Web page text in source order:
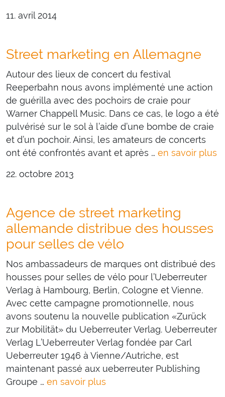
11. avril 2014
Street marketing en Allemagne
Autour des lieux de concert du festival
Reeperbahn nous avons implémenté une action
de guérilla avec des pochoirs de craie pour
Warner Chappell Music. Dans ce cas, le logo a été
pulvérisé sur le sol à l’aide d’une bombe de craie
et d’un pochoir. Ainsi, les amateurs de concerts
ont été confrontés avant et après … en savoir plus
22. octobre 2013
Agence de street marketing
allemande distribue des housses
pour selles de vélo
Nos ambassadeurs de marques ont distribué des
housses pour selles de vélo pour l’Ueberreuter
Verlag à Hambourg, Berlin, Cologne et Vienne.
Avec cette campagne promotionnelle, nous
avons soutenu la nouvelle publication «Zurück
zur Mobilität» du Ueberreuter Verlag. Ueberreuter
Verlag L’Ueberreuter Verlag fondée par Carl
Ueberreuter 1946 à Vienne/Autriche, est
maintenant passé aux ueberreuter Publishing
Groupe … en savoir plus